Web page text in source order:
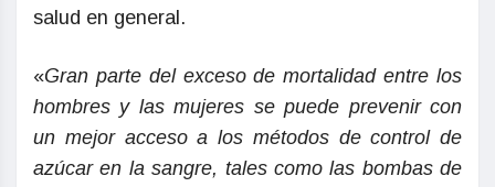
salud en general.
«Gran parte del exceso de mortalidad entre los
hombres y las mujeres se puede prevenir con
un mejor acceso a los métodos de control de
azúcar en la sangre, tales como las bombas de